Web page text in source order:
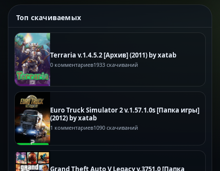
Топ скачиваемых
Terraria v.1.4.5.2 [Архив] (2011) by xatab
0 комментариев1933 скачиваний
Euro Truck Simulator 2 v.1.57.1.0s [Папка игры]
(2012) by xatab
1 комментариев1090 скачиваний
Grand Theft Auto V Legacy v.3751.0 [Папка